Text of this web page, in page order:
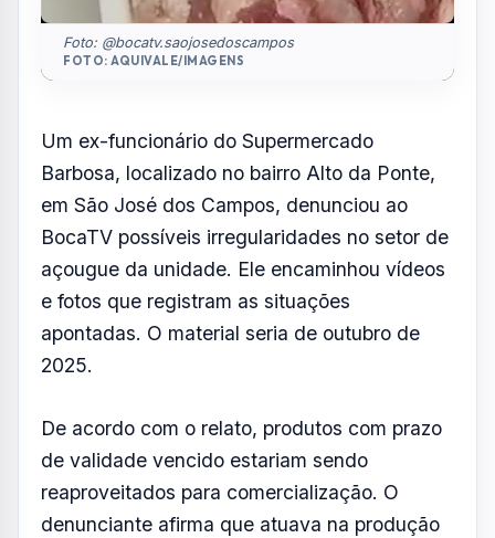
De acordo com o relato, produtos com prazo
reaproveitados para comercialização. O
denunciante afirma que atuava na produção
de itens como carnes temperadas, linguiças,
almôndegas e frango, e que teria recebido
orientações para utilizar produtos fora das
condições ideais de consumo.